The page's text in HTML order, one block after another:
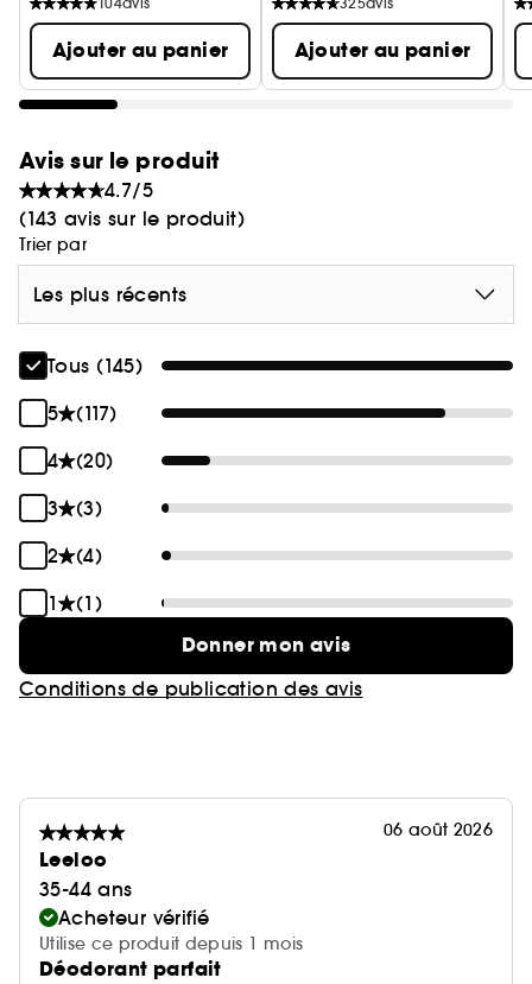
Ajouter au panier Ajouter au panier
Avis sur le produit
4.7/5
(143 avis sur le produit)
Trier par
Les plus récents
Tous (145)
5
(117)
4
(20)
3
(3)
2
(4)
1
(1)
Donner mon avis
Conditions de publication des avis
06 août 2026
Leeloo
35-44 ans
Acheteur vérifié
Utilise ce produit depuis 1 mois
Déodorant parfait